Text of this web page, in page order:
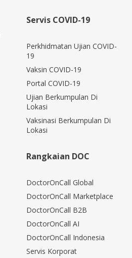
Servis COVID-19
Perkhidmatan Ujian COVID-
19
Vaksin COVID-19
Portal COVID-19
Ujian Berkumpulan Di
Lokasi
Vaksinasi Berkumpulan Di
Lokasi
Rangkaian DOC
DoctorOnCall Global
DoctorOnCall Marketplace
DoctorOnCall B2B
DoctorOnCall AI
DoctorOnCall Indonesia
Servis Korporat